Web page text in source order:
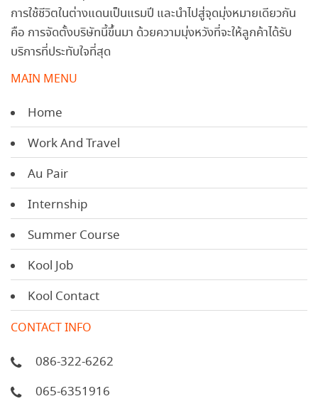
การใช้ชีวิตในต่างแดนเป็นแรมปี และนำไปสู่จุดมุ่งหมายเดียวกัน
คือ การจัดตั้งบริษัทนี้ขึ้นมา ด้วยความมุ่งหวังที่จะให้ลูกค้าได้รับ
บริการที่ประทับใจที่สุด
MAIN MENU
Home
Work And Travel
Au Pair
Internship
Summer Course
Kool Job
Kool Contact
CONTACT INFO
086-322-6262
065-6351916